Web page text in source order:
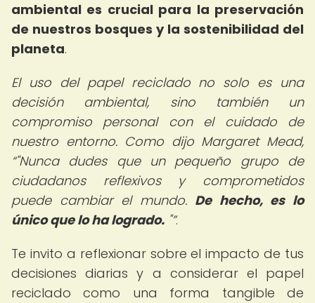
ambiental es crucial para la preservación
de nuestros bosques y la sostenibilidad del
planeta.
El uso del papel reciclado no solo es una
decisión ambiental, sino también un
compromiso personal con el cuidado de
nuestro entorno. Como dijo Margaret Mead,
"Nunca dudes que un pequeño grupo de
ciudadanos reflexivos y comprometidos
puede cambiar el mundo. De hecho, es lo
único que lo ha logrado. " .
Te invito a reflexionar sobre el impacto de tus
decisiones diarias y a considerar el papel
reciclado como una forma tangible de